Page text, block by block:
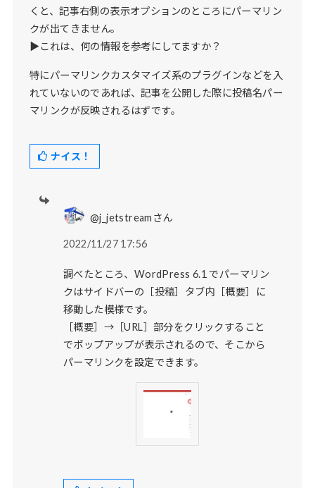
くと、記事右側の表示オプションのところにパーマリン
クが出てきません。
▶これは、何の情報を参考にしてますか？
特にパーマリンクカスタマイズ系のプラグインなどを入
れていないのであれば、記事を公開した際に投稿名パー
マリンクが反映されるはずです。
ナイス！
@j_jetstreamさん
2022/11/27 17:56
調べたところ、WordPress 6.1 でパーマリン
クはサイドバーの［投稿］タブ内［概要］に
移動した模様です。
［概要］→［URL］部分をクリックすること
でポップアップが表示されるので、そこから
パーマリンクを設定できます。